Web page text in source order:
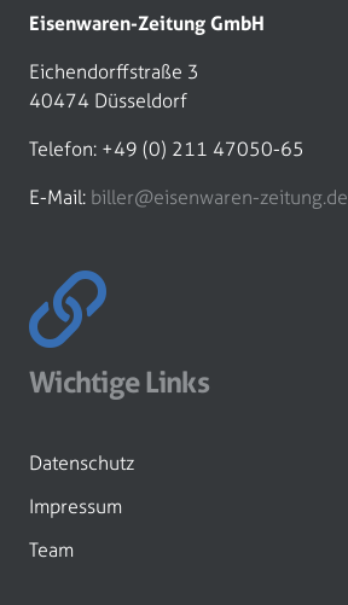
Eisenwaren-Zeitung GmbH
Eichendorffstraße 3
40474 Düsseldorf
Telefon: +49 (0) 211 47050-65
E-Mail: biller@eisenwaren-zeitung.de
Wichtige Links
Datenschutz
Impressum
Team